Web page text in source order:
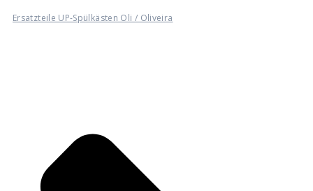
Ersatzteile UP-Spülkästen Oli / Oliveira